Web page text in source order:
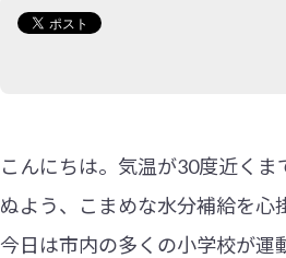
こんにちは。気温が30度近く
ぬよう、こまめな水分補給を心
今日は市内の多くの小学校が運